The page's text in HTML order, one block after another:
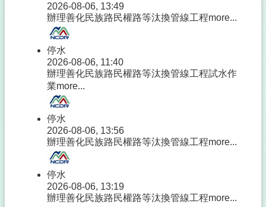
2026-08-06, 13:49
辦理善化民族路民權路等汰換管線工程more...
停水
2026-08-06, 11:40
辦理善化民族路民權路等汰換管線工程試水作
業more...
停水
2026-08-06, 13:56
辦理善化民族路民權路等汰換管線工程more...
停水
2026-08-06, 13:19
辦理善化民族路民權路等汰換管線工程more...